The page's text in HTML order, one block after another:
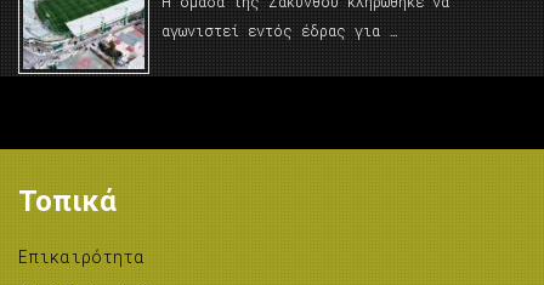
αγωνιστεί εντός έδρας για …
Τοπικά
Επικαιρότητα